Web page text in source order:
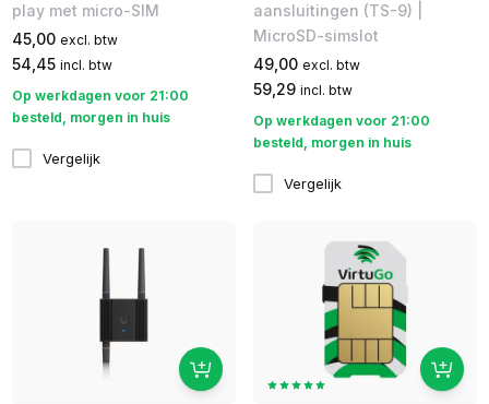
play met micro-SIM
45,00 excl. btw
54,45 incl. btw
Op werkdagen voor 21:00
besteld, morgen in huis
Vergelijk
aansluitingen (TS-9) |
MicroSD-simslot
49,00 excl. btw
59,29 incl. btw
Op werkdagen voor 21:00
besteld, morgen in huis
Vergelijk